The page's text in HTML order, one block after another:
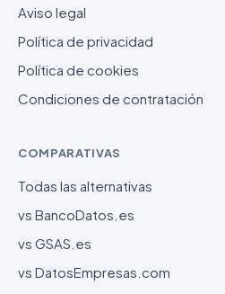
Aviso legal
Política de privacidad
Política de cookies
Condiciones de contratación
COMPARATIVAS
Todas las alternativas
vs BancoDatos.es
vs GSAS.es
vs DatosEmpresas.com